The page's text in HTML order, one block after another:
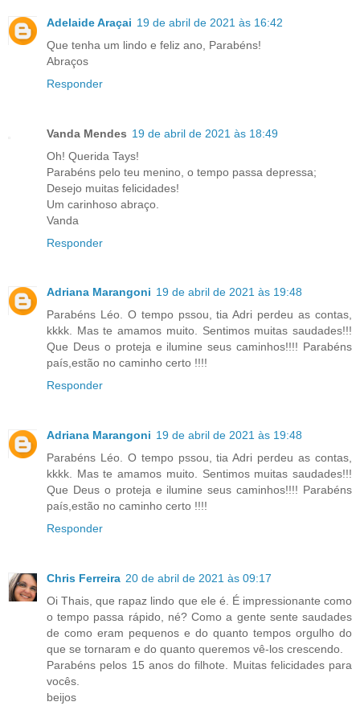
Adelaide Araçai 19 de abril de 2021 às 16:42
Que tenha um lindo e feliz ano, Parabéns!
Abraços
Responder
Vanda Mendes 19 de abril de 2021 às 18:49
Oh! Querida Tays!
Parabéns pelo teu menino, o tempo passa depressa;
Desejo muitas felicidades!
Um carinhoso abraço.
Vanda
Responder
Adriana Marangoni 19 de abril de 2021 às 19:48
Parabéns Léo. O tempo pssou, tia Adri perdeu as contas,
kkkk. Mas te amamos muito. Sentimos muitas saudades!!!
Que Deus o proteja e ilumine seus caminhos!!!! Parabéns
país,estão no caminho certo !!!!
Responder
Adriana Marangoni 19 de abril de 2021 às 19:48
Parabéns Léo. O tempo pssou, tia Adri perdeu as contas,
kkkk. Mas te amamos muito. Sentimos muitas saudades!!!
Que Deus o proteja e ilumine seus caminhos!!!! Parabéns
país,estão no caminho certo !!!!
Responder
Chris Ferreira 20 de abril de 2021 às 09:17
Oi Thais, que rapaz lindo que ele é. É impressionante como
o tempo passa rápido, né? Como a gente sente saudades
de como eram pequenos e do quanto tempos orgulho do
que se tornaram e do quanto queremos vê-los crescendo.
Parabéns pelos 15 anos do filhote. Muitas felicidades para
vocês.
beijos